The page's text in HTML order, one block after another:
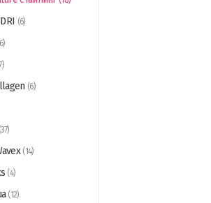
(6)
6)
)
(6)
(37)
(14)
(4)
(12)